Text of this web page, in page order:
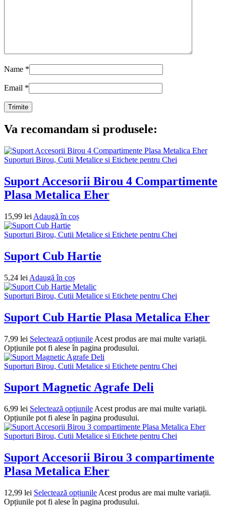
Name *
Email *
Va recomandam si produsele:
Suporturi Birou, Cutii Metalice si Etichete pentru Chei
Suport Accesorii Birou 4 Compartimente
Plasa Metalica Eher
15,99 lei Adaugă în coș
Suporturi Birou, Cutii Metalice si Etichete pentru Chei
Suport Cub Hartie
5,24 lei Adaugă în coș
Suporturi Birou, Cutii Metalice si Etichete pentru Chei
Suport Cub Hartie Plasa Metalica Eher
7,99 lei Selectează opțiunile Acest produs are mai multe variații.
Opțiunile pot fi alese în pagina produsului.
Suporturi Birou, Cutii Metalice si Etichete pentru Chei
Suport Magnetic Agrafe Deli
6,99 lei Selectează opțiunile Acest produs are mai multe variații.
Opțiunile pot fi alese în pagina produsului.
Suporturi Birou, Cutii Metalice si Etichete pentru Chei
Suport Accesorii Birou 3 compartimente
Plasa Metalica Eher
12,99 lei Selectează opțiunile Acest produs are mai multe variații.
Opțiunile pot fi alese în pagina produsului.